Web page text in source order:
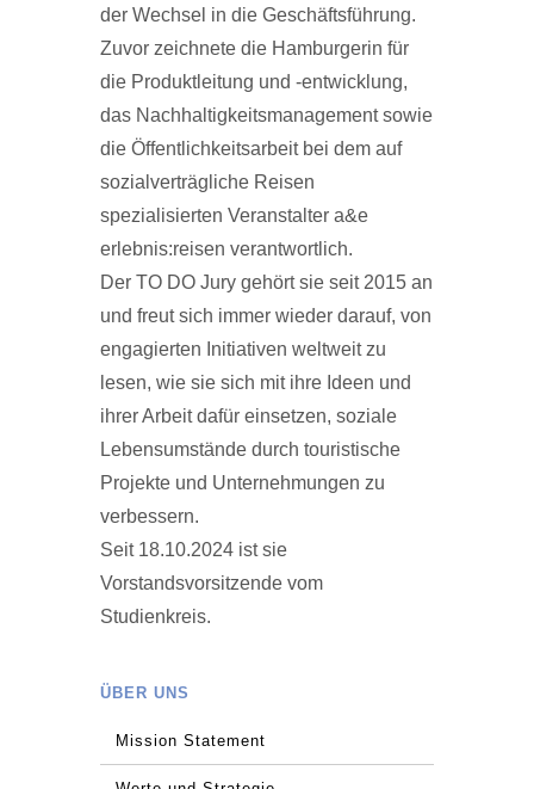
der Wechsel in die Geschäftsführung.
Zuvor zeichnete die Hamburgerin für
die Produktleitung und -entwicklung,
das Nachhaltigkeitsmanagement sowie
die Öffentlichkeitsarbeit bei dem auf
sozialverträgliche Reisen
spezialisierten Veranstalter a&e
erlebnis:reisen verantwortlich.
Der TO DO Jury gehört sie seit 2015 an
und freut sich immer wieder darauf, von
engagierten Initiativen weltweit zu
lesen, wie sie sich mit ihre Ideen und
ihrer Arbeit dafür einsetzen, soziale
Lebensumstände durch touristische
Projekte und Unternehmungen zu
verbessern.
Seit 18.10.2024 ist sie
Vorstandsvorsitzende vom
Studienkreis.
ÜBER UNS
Mission Statement